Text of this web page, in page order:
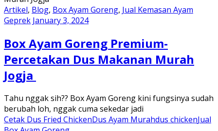
Artikel, Blog, Box Ayam Goreng, Jual Kemasan Ayam
Geprek January 3, 2024
Box Ayam Goreng Premium-
Percetakan Dus Makanan Murah
Jogja
Tahu nggak sih?? Box Ayam Goreng kini fungsinya sudah
berubah loh, nggak cuma sekedar jadi
Cetak Dus Fried ChickenDus Ayam Murahdus chickenJual